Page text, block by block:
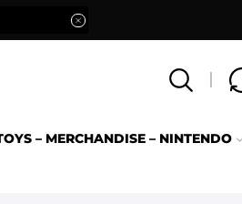
– MERCHANDISE – NINTENDO